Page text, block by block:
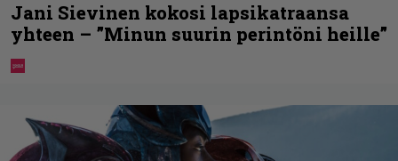
Jani Sievinen kokosi lapsikatraansa
yhteen – ”Minun suurin perintöni heille”